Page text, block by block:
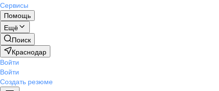
Сервисы
Помощь
Ещё
Поиск
Краснодар
Войти
Войти
Создать резюме